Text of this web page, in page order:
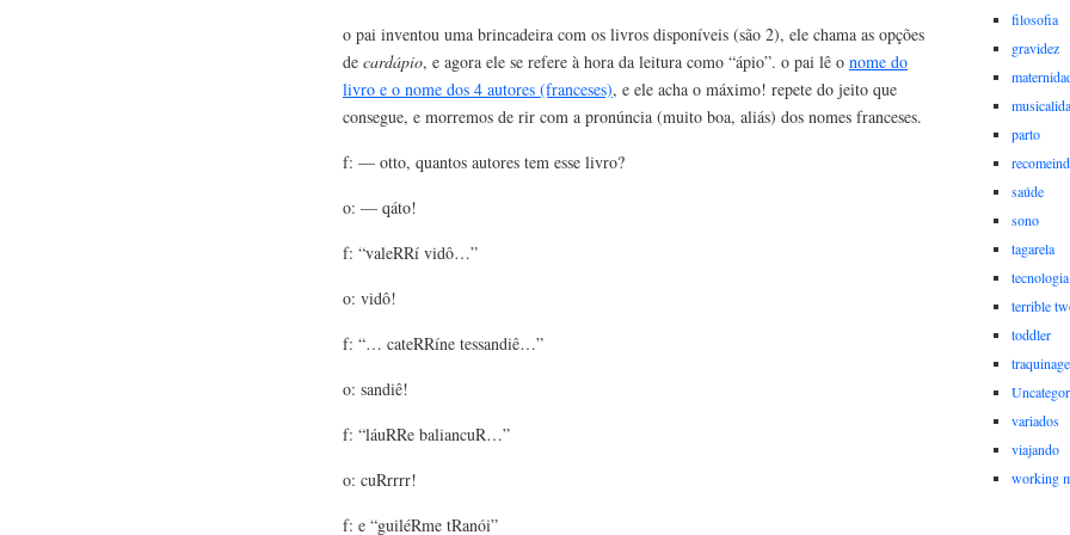
o pai inventou uma brincadeira com os livros disponíveis (são 2), ele chama as opções
de cardápio, e agora ele se refere à hora da leitura como “ápio”. o pai lê o nome do
livro e o nome dos 4 autores (franceses), e ele acha o máximo! repete do jeito que
consegue, e morremos de rir com a pronúncia (muito boa, aliás) dos nomes franceses.
f: — otto, quantos autores tem esse livro?
o: — qáto!
f: “valeRRí vidô…”
o: vidô!
f: “… cateRRíne tessandiê…”
o: sandiê!
f: “láuRRe baliancuR…”
o: cuRrrrr!
f: e “guiléRme tRanói”
filosofia
gravidez
parto
saúde
sono
tagarela
tecnologia
terrible
toddler
variados
viajando
working